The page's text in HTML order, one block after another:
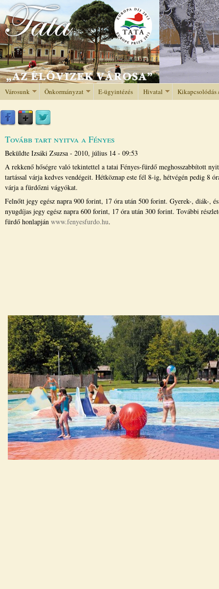
Jump to navigation
Városunk Önkormányzat E-ügyintézés Hivatal Kikapcsolódás
Tovább tart nyitva a Fényes
Beküldte Izsáki Zsuzsa - 2010, július 14 - 09:53
A rekkenő hőségre való tekintettel a tatai Fényes-fürdő meghosszabbított
tartással várja kedves vendégeit. Hétköznap este fél 8-ig, hétvégén pedig 8
várja a fürdőzni vágyókat.
Felnőtt jegy egész napra 900 forint, 17 óra után 500 forint. Gyerek-, diák-, és
nyugdíjas jegy egész napra 600 forint, 17 óra után 300 forint. További
fürdő honlapján www.fenyesfurdo.hu.